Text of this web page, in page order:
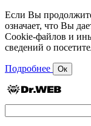
Если Вы
означает, что Вы
Cookie-файлов и
сведений о
Подробнее Ок